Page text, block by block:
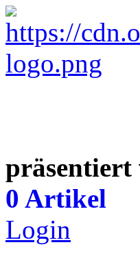
präsentiert
0 Artikel
Login